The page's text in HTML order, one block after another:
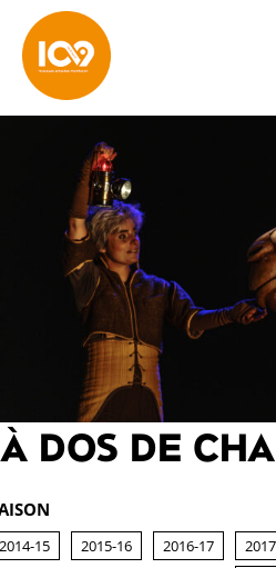
À DOS DE
2014-15 2015-16 2016-17